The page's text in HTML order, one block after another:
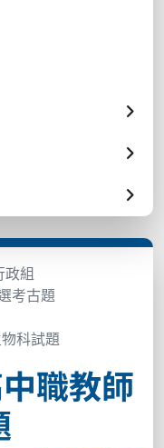
政組
考古題
科試題
職教師